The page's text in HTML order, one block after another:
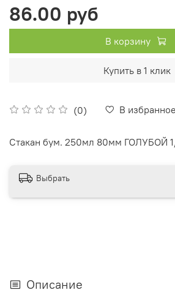
(0) В избранное
86.00 руб
В корзину
Купить в 1 клик
Стакан бум. 250мл 80мм ГОЛУБОЙ
Выбрать
Описание